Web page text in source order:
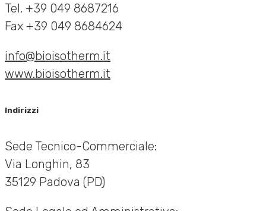
Tel. +39 049 8687216
Fax +39 049 8684624
info@bioisotherm.it
www.bioisotherm.it
Indirizzi
Sede Tecnico-Commerciale:
Via Longhin, 83
35129 Padova (PD)